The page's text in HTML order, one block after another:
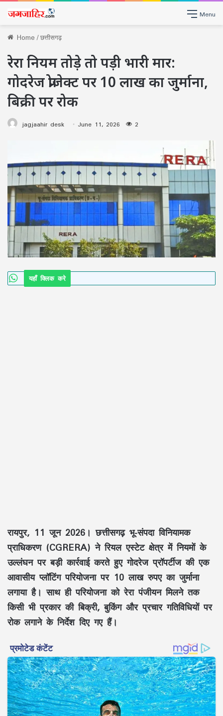
Menu
Home/छत्तीसगढ़
रेरा नियम तोड़े तो पड़ी भारी मार:
गोदरेज प्रोजेक्ट पर 10 लाख का जुर्माना,
बिक्री पर रोक
jagjaahir desk June 11, 2026 2
यहाँ क्लिक करे
रायपुर, 11 जून 2026। छत्तीसगढ़ भू-संपदा विनियामक
प्राधिकरण (CGRERA) ने रियल एस्टेट क्षेत्र में नियमों के
उल्लंघन पर बड़ी कार्रवाई करते हुए गोदरेज प्रॉपर्टीज की एक
आवासीय प्लॉटिंग परियोजना पर 10 लाख रुपए का जुर्माना
लगाया है। साथ ही परियोजना को रेरा पंजीयन मिलने तक
किसी भी प्रकार की बिक्री, बुकिंग और प्रचार गतिविधियों पर
रोक लगाने के निर्देश दिए गए हैं।